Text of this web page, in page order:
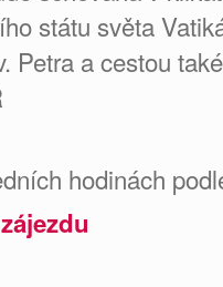
státu světa
Petra a cestou
hodinách